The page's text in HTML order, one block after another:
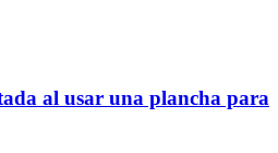
al usar una plancha para